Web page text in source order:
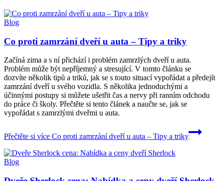
Blog
Co proti zamrzání dveří u auta – Tipy a triky
Začíná zima a s ní přichází i problém zamrzlých dveří u auta.
Problém může být nepříjemný a stresující. V tomto článku se
dozvíte několik tipů a triků, jak se s touto situací vypořádat a předejít
zamrzání dveří u svého vozidla. S několika jednoduchými a
účinnými postupy si můžete ušetřit čas a nervy při ranním odchodu
do práce či školy. Přečtěte si tento článek a naučte se, jak se
vypořádat s zamrzlými dveřmi u auta.
Přečtěte si více Co proti zamrzání dveří u auta – Tipy a triky
Blog